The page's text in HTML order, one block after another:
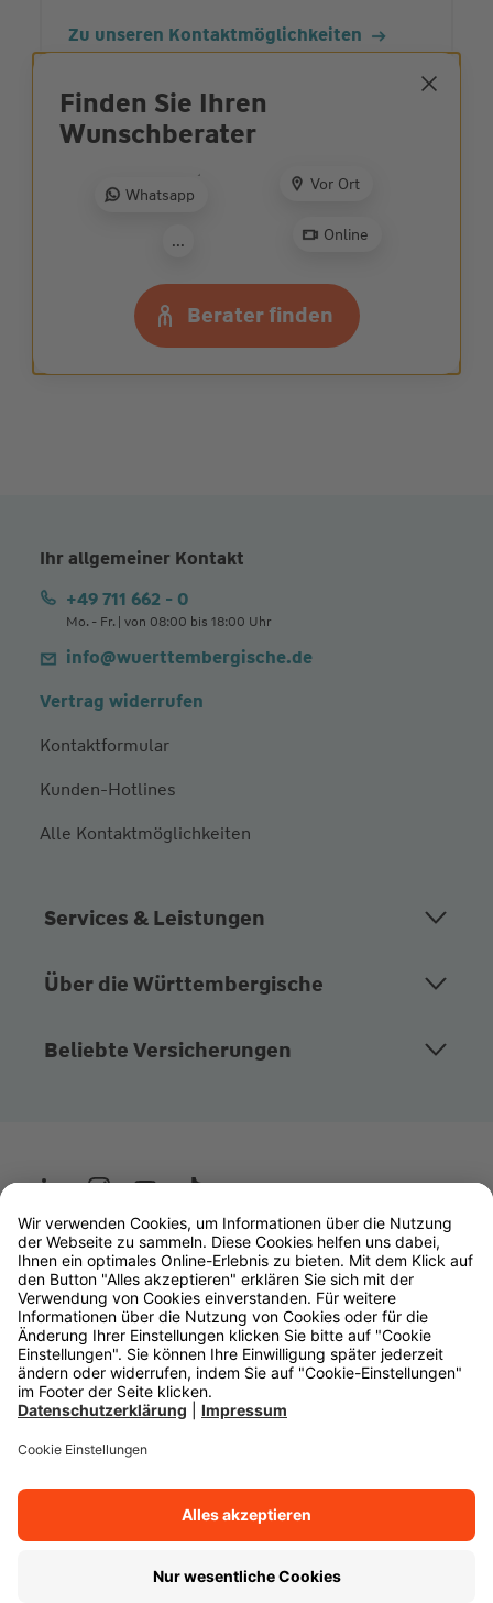
Berater finden
Finden Sie Ihren
Wunsch­berater
Whatsapp
...
Vor Ort
Online
Zu unseren Kontaktmöglichkeiten
Ehrliche und
partnerschaftliche
Beratung: Jetzt
Wunschberater
finden
Zur Beratersuche
Ihr allgemeiner Kontakt
+49 711 662 - 0
Mo. - Fr. | von 08:00 bis 18:00 Uhr
info@wuerttembergische.de
Vertrag widerrufen
Kontaktformular
Kunden-Hotlines
Alle Kontaktmöglichkeiten
Services & Leistungen
Über die Württembergische
Beliebte Versicherungen
Wüstenrot
W&W Gruppe
OLB Bank
Makler
Impressum
Datenschutz
Rechtliche Hinweise
Cookie-Einstellungen
Zurück zum Anfang